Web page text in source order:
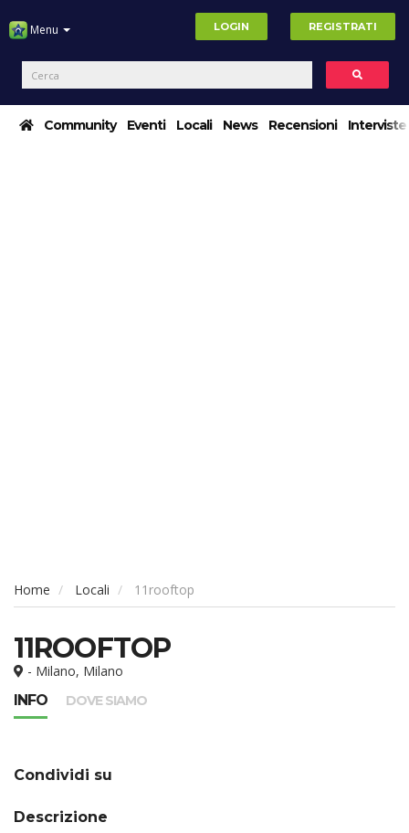
Menu LOGIN REGISTRATI
Community Eventi Locali News Recensioni Interviste
Home Locali 11rooftop
11ROOFTOP
- Milano, Milano
INFO
DOVE SIAMO
Condividi su
Descrizione